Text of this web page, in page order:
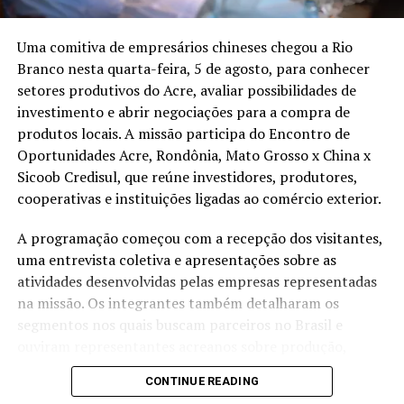
Telegram
Relacionado
Carnaval 2026 deve
movimentar R$ 14,48
bilhões e elevar faturamento
Artigo de Décio Lima aponta
Carnaval como motor de
renda e fortalecimento dos
pequenos negócios no Brasil
Uma comitiva de empresários chineses chegou a Rio
Branco nesta quarta-feira, 5 de agosto, para conhecer
setores produtivos do Acre, avaliar possibilidades de
investimento e abrir negociações para a compra de
produtos locais. A missão participa do Encontro de
Oportunidades Acre, Rondônia, Mato Grosso x China x
Sicoob Credisul, que reúne investidores, produtores,
cooperativas e instituições ligadas ao comércio exterior.
A programação começou com a recepção dos visitantes,
uma entrevista coletiva e apresentações sobre as
atividades desenvolvidas pelas empresas representadas
na missão. Os integrantes também detalharam os
segmentos nos quais buscam parceiros no Brasil e
logística, financiamento e capacidade de exportação.
CONTINUE READING